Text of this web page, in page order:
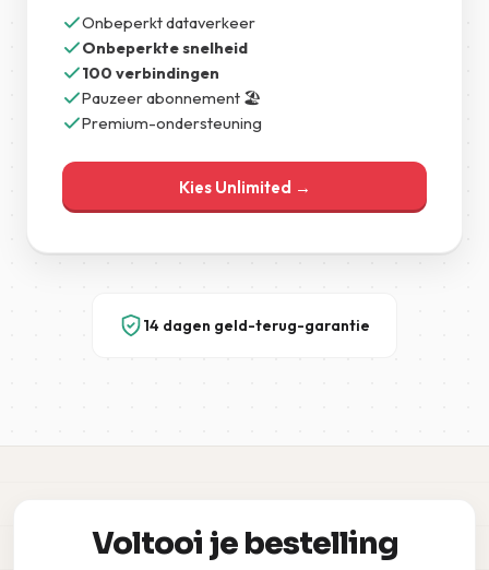
Onbeperkt dataverkeer
Onbeperkte snelheid
100 verbindingen
Pauzeer abonnement 🏖️
Premium-ondersteuning
Kies Unlimited →
14 dagen geld-terug-garantie
Voltooi je bestelling